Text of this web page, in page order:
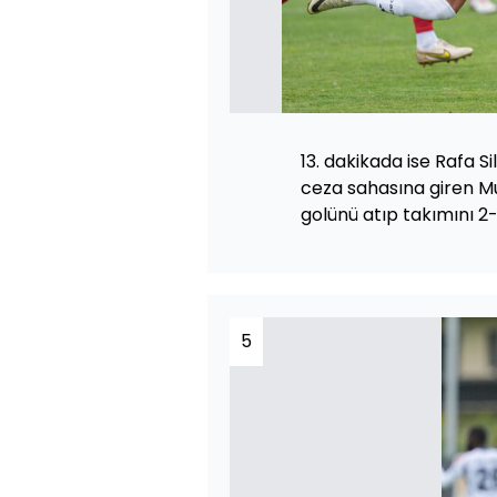
13. dakikada ise Rafa
ceza sahasına giren
golünü atıp takımını
5